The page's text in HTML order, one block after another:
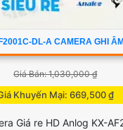
DL-A CAMERA GHI
Giá Bán: 1,030,000 ₫
Khuyến Mại: 669,500 ₫
Giá re HD Anlog KX-